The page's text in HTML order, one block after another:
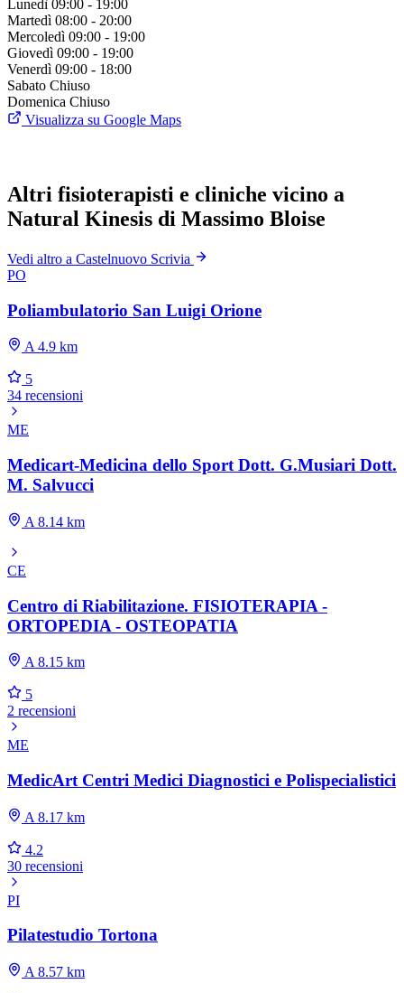
Lunedì 09:00 - 19:00
Martedì 08:00 - 20:00
Mercoledì 09:00 - 19:00
Giovedì 09:00 - 19:00
Venerdì 09:00 - 18:00
Sabato Chiuso
Domenica Chiuso
Visualizza su Google Maps
Altri fisioterapisti e cliniche vicino a
Natural Kinesis di Massimo Bloise
Vedi altro a Castelnuovo Scrivia
PO
Poliambulatorio San Luigi Orione
A 4.9 km
5
34 recensioni
ME
Medicart-Medicina dello Sport Dott. G.Musiari Dott.
M. Salvucci
A 8.14 km
CE
Centro di Riabilitazione. FISIOTERAPIA -
ORTOPEDIA - OSTEOPATIA
A 8.15 km
5
2 recensioni
ME
MedicArt Centri Medici Diagnostici e Polispecialistici
A 8.17 km
4.2
30 recensioni
PI
Pilatestudio Tortona
A 8.57 km